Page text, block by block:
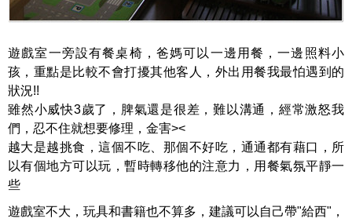
遊戲室一旁設有餐桌椅，爸媽可以一邊用餐，一邊照料小
孩，重點是比較不會打擾其他客人，外出用餐我最怕遇到的
狀況!!
雖然小威快3歲了，脾氣還是很差，難以溝通，經常激怒我
們，忍不住就想要修理，金害><
越大是越挑食，這個不吃、那個不好吃，通通都有藉口，所
以有個地方可以玩，暫時轉移他的注意力，用餐氣氛平靜一
些
遊戲室不大，玩具和書籍也不算多，建議可以自己帶"給西"，